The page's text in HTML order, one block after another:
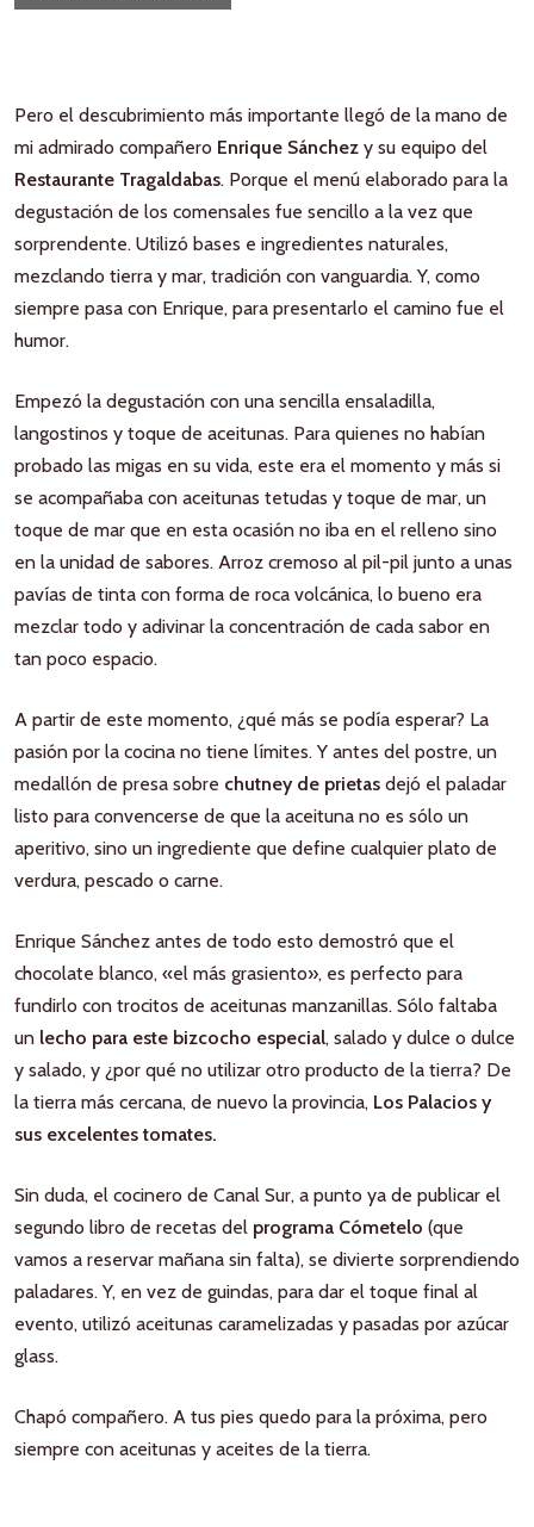
Pero el descubrimiento más importante llegó de la mano de
mi admirado compañero Enrique Sánchez y su equipo del
Restaurante Tragaldabas. Porque el menú elaborado para la
degustación de los comensales fue sencillo a la vez que
sorprendente. Utilizó bases e ingredientes naturales,
mezclando tierra y mar, tradición con vanguardia. Y, como
siempre pasa con Enrique, para presentarlo el camino fue el
humor.
Empezó la degustación con una sencilla ensaladilla,
langostinos y toque de aceitunas. Para quienes no habían
probado las migas en su vida, este era el momento y más si
se acompañaba con aceitunas tetudas y toque de mar, un
toque de mar que en esta ocasión no iba en el relleno sino
en la unidad de sabores. Arroz cremoso al pil-pil junto a unas
pavías de tinta con forma de roca volcánica, lo bueno era
mezclar todo y adivinar la concentración de cada sabor en
tan poco espacio.
A partir de este momento, ¿qué más se podía esperar? La
pasión por la cocina no tiene límites. Y antes del postre, un
medallón de presa sobre chutney de prietas dejó el paladar
listo para convencerse de que la aceituna no es sólo un
aperitivo, sino un ingrediente que define cualquier plato de
verdura, pescado o carne.
Enrique Sánchez antes de todo esto demostró que el
chocolate blanco, «el más grasiento», es perfecto para
fundirlo con trocitos de aceitunas manzanillas. Sólo faltaba
un lecho para este bizcocho especial, salado y dulce o dulce
y salado, y ¿por qué no utilizar otro producto de la tierra? De
la tierra más cercana, de nuevo la provincia, Los Palacios y
sus excelentes tomates.
Sin duda, el cocinero de Canal Sur, a punto ya de publicar el
segundo libro de recetas del programa Cómetelo (que
vamos a reservar mañana sin falta), se divierte sorprendiendo
paladares. Y, en vez de guindas, para dar el toque final al
evento, utilizó aceitunas caramelizadas y pasadas por azúcar
glass.
Chapó compañero. A tus pies quedo para la próxima, pero
siempre con aceitunas y aceites de la tierra.